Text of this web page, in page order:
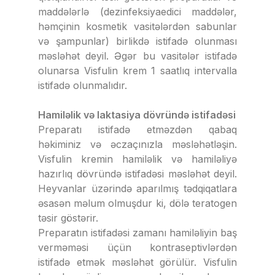
maddələrlə (dezinfeksiyaedici maddələr,
həmçinin kosmetik vasitələrdən sabunlar
və şampunlar) birlikdə istifadə olunması
məsləhət deyil. Əgər bu vasitələr istifadə
olunarsa Visfulin krem 1 saatlıq intervalla
istifadə olunmalıdır.
Hamiləlik və laktasiya dövründə istifadəsi
Preparatı istifadə etməzdən qabaq
həkiminiz və əczaçınızla məsləhətləşin.
Visfulin kremin hamiləlik və hamiləliyə
hazırlıq dövründə istifadəsi məsləhət deyil.
Heyvanlar üzərində aparılmış tədqiqatlara
əsasən məlum olmuşdur ki, dölə teratogen
təsir göstərir.
Preparatın istifadəsi zamanı hamiləliyin baş
verməməsi üçün kontraseptivlərdən
istifadə etmək məsləhət görülür. Visfulin